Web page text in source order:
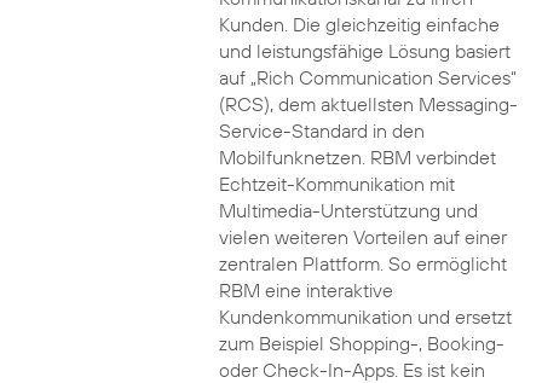
Kunden. Die gleichzeitig einfache
und leistungsfähige Lösung basiert
auf „Rich Communication Services“
(RCS), dem aktuellsten Messaging-
Service-Standard in den
Mobilfunknetzen. RBM verbindet
Echtzeit-Kommunikation mit
Multimedia-Unterstützung und
vielen weiteren Vorteilen auf einer
zentralen Plattform. So ermöglicht
RBM eine interaktive
Kundenkommunikation und ersetzt
zum Beispiel Shopping-, Booking-
oder Check-In-Apps. Es ist kein